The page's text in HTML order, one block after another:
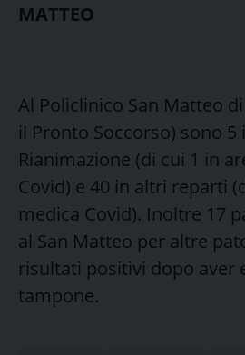
MATTEO
Al Policlinico San Matteo
il Pronto Soccorso) sono 5
Rianimazione (di cui 1 in
Covid) e 40 in altri reparti
medica Covid). Inoltre 17
al San Matteo per altre
risultati positivi dopo aver
tampone.